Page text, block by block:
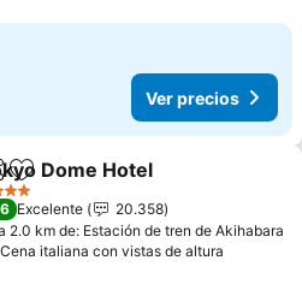
Ver precios
Agregar a favoritos
Dome Hotel
Excelente
20.358
2.0 km de: Estación de tren de Akihabara
Cena italiana con vistas de altura